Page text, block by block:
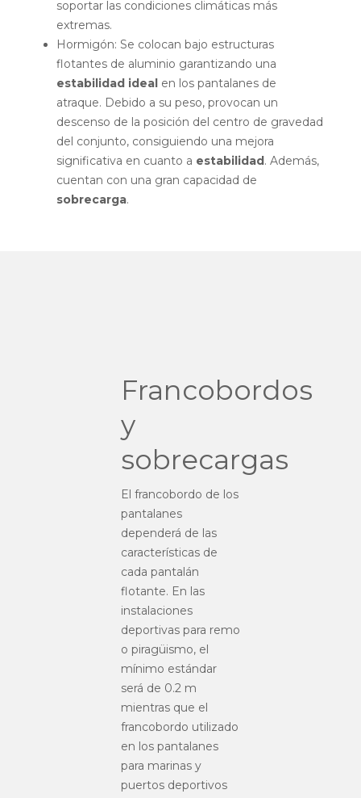
soportar las condiciones climáticas más
extremas.
Hormigón: Se colocan bajo estructuras
flotantes de aluminio garantizando una
estabilidad ideal en los pantalanes de
atraque. Debido a su peso, provocan un
descenso de la posición del centro de gravedad
del conjunto, consiguiendo una mejora
significativa en cuanto a estabilidad. Además,
cuentan con una gran capacidad de
sobrecarga.
Francobordos
y
sobrecargas
El francobordo de los
pantalanes
dependerá de las
características de
cada pantalán
flotante. En las
instalaciones
deportivas para remo
o piragüismo, el
mínimo estándar
será de 0.2 m
mientras que el
francobordo utilizado
en los pantalanes
para marinas y
puertos deportivos